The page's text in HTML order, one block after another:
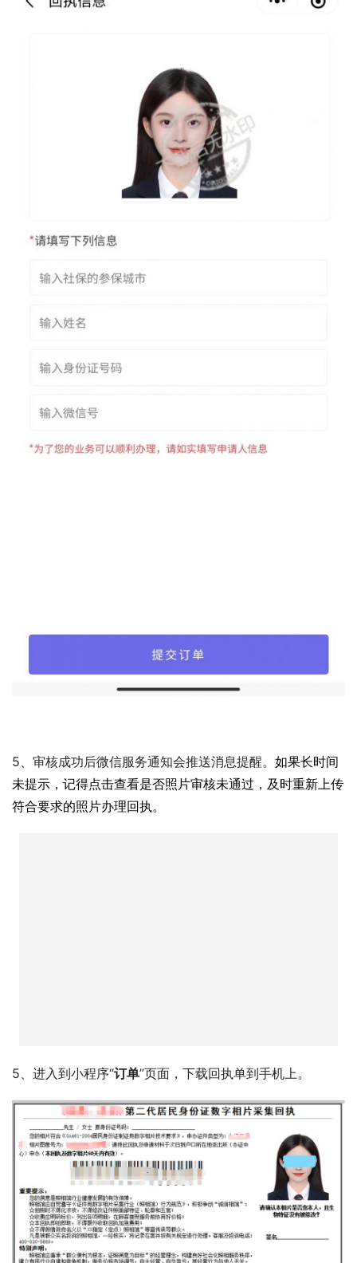
5、审核成功后微信服务通知会推送消息提醒。 如果长时间
未提示，记得点击查看是否照片审核未通过，及时重新上传
符合要求的照片办理回执。
5、进入到小程序“订单”页面，下载回执单到手机上。